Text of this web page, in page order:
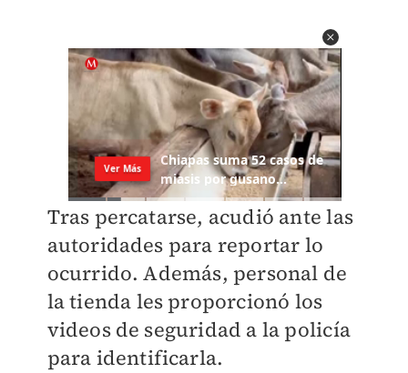
Tras percatarse, acudió ante las
autoridades para reportar lo
ocurrido. Además, personal de
la tienda les proporcionó los
videos de seguridad a la policía
para identificarla.